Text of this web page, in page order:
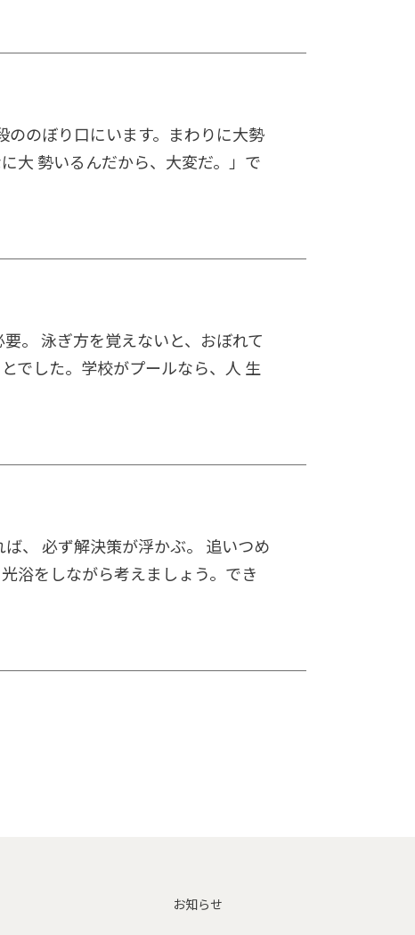
ののぼり口にいます。まわりに大勢
大 勢いるんだから、大変だ。」で
。 泳ぎ方を覚えないと、おぼれて
でした。学校がプールなら、人 生
、 必ず解決策が浮かぶ。 追いつめ
浴をしながら考えましょう。でき
お知らせ